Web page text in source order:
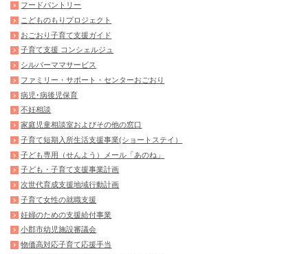
フードパントリー
こどものもりプロジェクト
おごおり子育て支援ガイド
子育て支援 コンシェルジュ
シルバーママサービス
ファミリー・サポート・センターおごおり
病児･病後児保育
不妊相談
家庭児童相談室およびその他の窓口
子育て短期入所生活支援事業(ショートステイ）
子ども専用（せんよう）メール「あのね」
子ども・子育て支援事業計画
次世代育成支援地域行動計画
子育て女性の就職支援
妊婦のための支援給付事業
小郡市幼児施設審議会
物価高対応子育て応援手当